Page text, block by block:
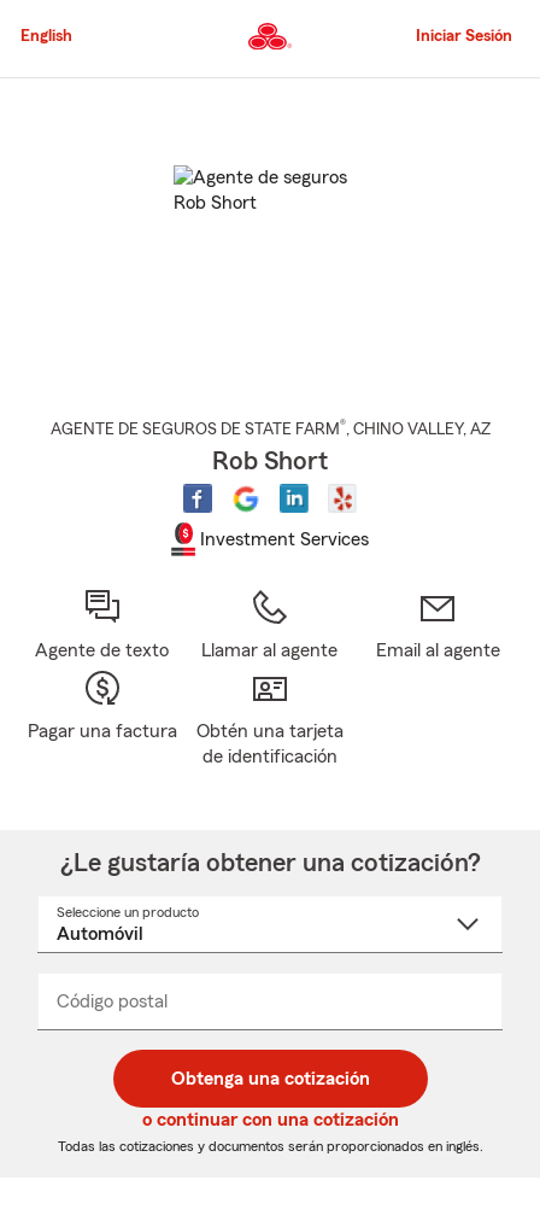
al
principal
English Iniciar Sesión
AGENTE DE SEGUROS DE STATE FARM®, CHINO VALLEY, AZ
Rob Short
Investment Services
Agente de texto Llamar al agente Email al agente
Pagar una factura
Obtén una tarjeta
de identificación
¿Le gustaría obtener una cotización?
Seleccione un producto
desplegable
Código postal
de
5
dígitos
de
5
dígitos
_____
Obtenga una cotización
o continuar con una cotización
Todas las cotizaciones y documentos serán proporcionados en inglés.